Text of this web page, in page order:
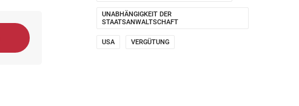
UNABHÄNGIGKEIT DER
STAATSANWALTSCHAFT
USA VERGÜTUNG